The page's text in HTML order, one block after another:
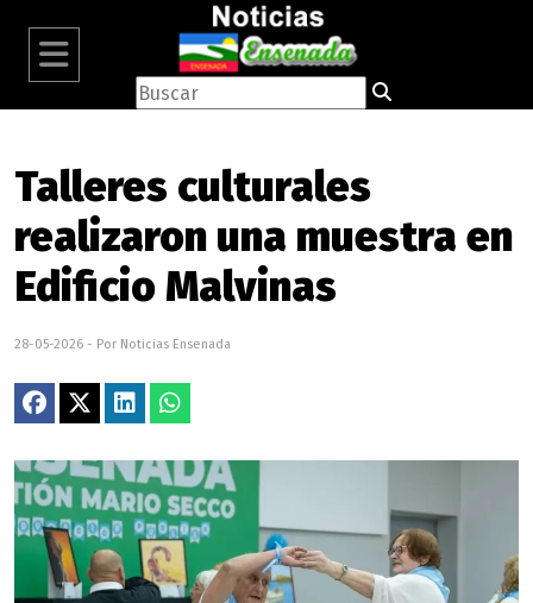
Talleres culturales
realizaron una muestra en
Edificio Malvinas
28-05-2026 - Por Noticias Ensenada